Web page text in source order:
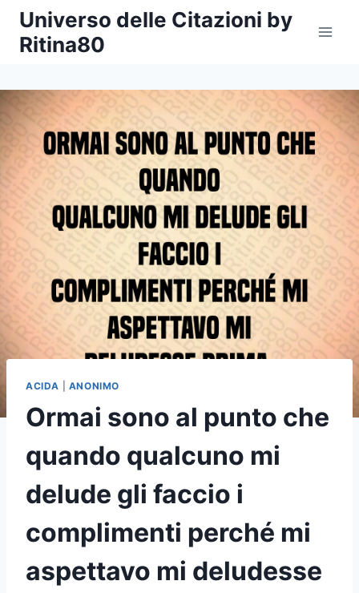
Salta
contenuto
Universo delle Citazioni by
Ritina80
ACIDA ANONIMO
Ormai sono al punto che
quando qualcuno mi
delude gli faccio i
complimenti perché mi
aspettavo mi deludesse